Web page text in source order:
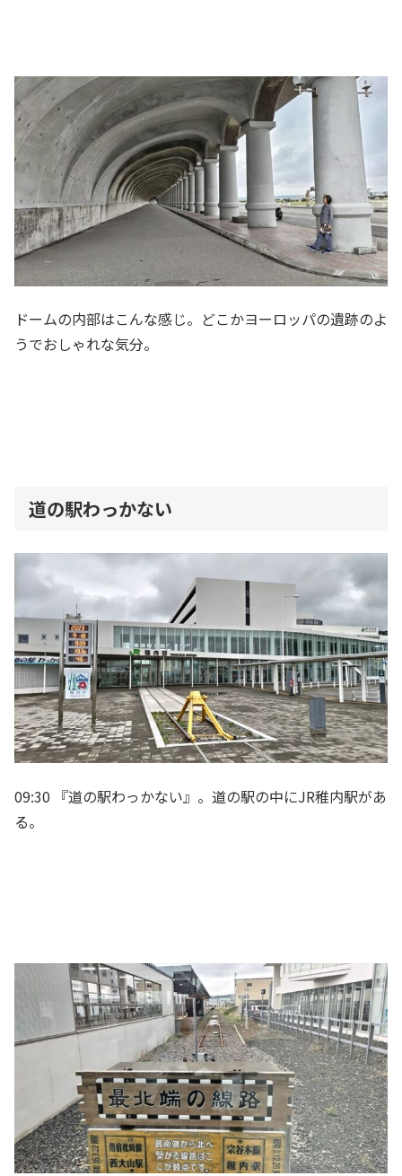
ドームの内部はこんな感じ。どこかヨーロッパの遺跡のよ
うでおしゃれな気分。
道の駅わっかない
09:30 『道の駅わっかない』。道の駅の中にJR稚内駅があ
る。